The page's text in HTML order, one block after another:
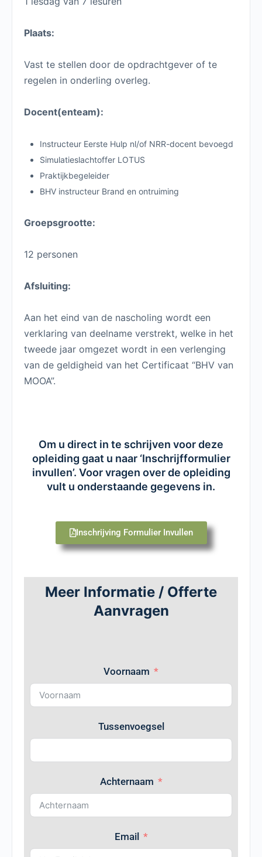
Plaats:
Vast te stellen door de opdrachtgever of te
regelen in onderling overleg.
Docent(enteam):
Instructeur Eerste Hulp nl/of NRR-docent bevoegd
Simulatieslachtoffer LOTUS
Praktijkbegeleider
BHV instructeur Brand en ontruiming
Groepsgrootte:
12 personen
Afsluiting:
Aan het eind van de nascholing wordt een
verklaring van deelname verstrekt, welke in het
tweede jaar omgezet wordt in een verlenging
van de geldigheid van het Certificaat “BHV van
MOOA”.
Om u direct in te schrijven voor deze
opleiding gaat u naar ‘Inschrijfformulier
invullen’. Voor vragen over de opleiding
vult u onderstaande gegevens in.
Inschrijving Formulier Invullen
Meer Informatie / Offerte
Aanvragen
Voornaam
Tussenvoegsel
Achternaam
Email